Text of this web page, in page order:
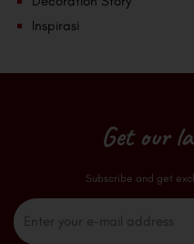
Inspirasi
Get our
Subscribe and get
Email